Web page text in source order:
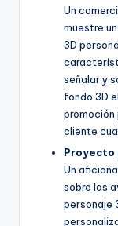
Un
muestre
3D
señalar y
fondo 3D
promoción
cliente
Proyecto
Un
sobre las
personaje